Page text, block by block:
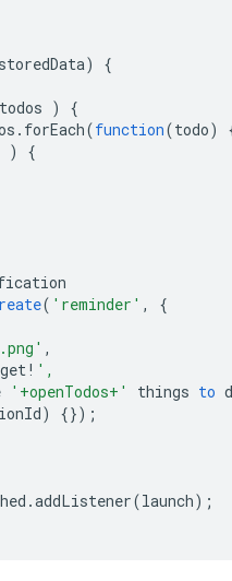
storedData)
{
todos )
{
. forEach(function(todo)
)
{
( 'reminder' ,
{
,
! ',
'+openTodos+' things to
) {});
.addListener(launch);